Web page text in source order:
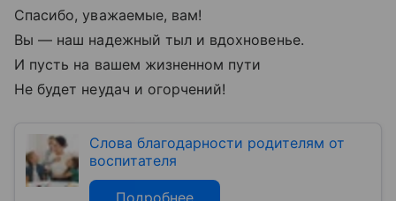
Спасибо, уважаемые, вам!
Вы — наш надежный тыл и вдохновенье.
И пусть на вашем жизненном пути
Не будет неудач и огорчений!
Слова благодарности родителям от
воспитателя
Подробнее